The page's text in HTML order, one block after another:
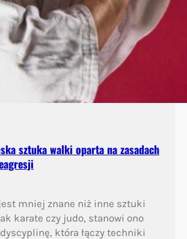
sztuka walki oparta na zasadach
mniej znane niż inne sztuki
karate czy judo, stanowi ono
która łączy techniki